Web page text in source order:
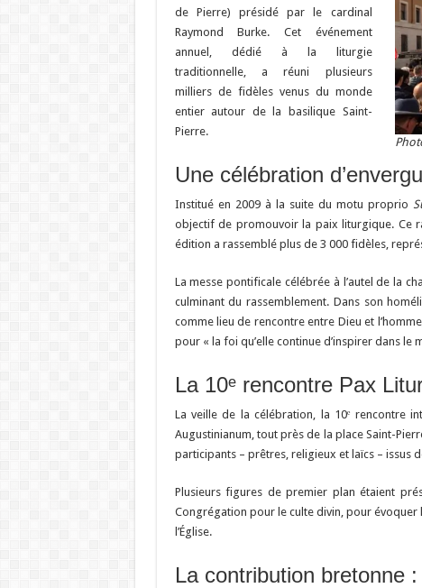
de Pierre) présidé par le cardinal
Raymond Burke. Cet événement
annuel, dédié à la liturgie
traditionnelle, a réuni plusieurs
milliers de fidèles venus du monde
entier autour de la basilique Saint-
Pierre.
Une célébration
Institué en 2009 à la suite du motu proprio
objectif de promouvoir la paix liturgique. Ce
édition a rassemblé plus de 3 000 fidèles,
La messe pontificale célébrée à l’autel de la
culminant du rassemblement. Dans son
comme lieu de rencontre entre Dieu et
pour « la foi qu’elle continue d’inspirer dans le
La 10ᵉ rencontre Pax
La veille de la célébration, la 10ᵉ rencontre
Augustinianum, tout près de la place Saint-
participants – prêtres, religieux et laïcs – issus
Plusieurs figures de premier plan étaient
Congrégation pour le culte divin, pour évoquer
l’Église.
La contribution bretonne